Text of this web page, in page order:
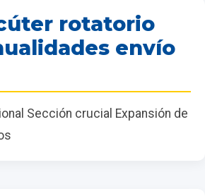
rotatorio
envío
Sección crucial Expansión de